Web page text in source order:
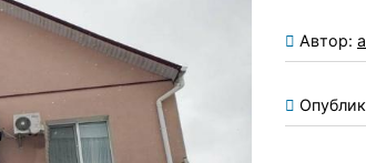
Автор: